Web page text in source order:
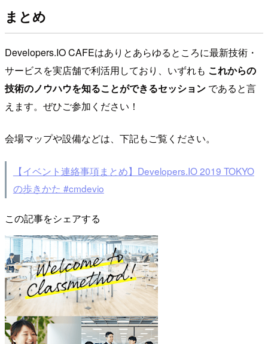
まとめ
Developers.IO CAFEはありとあらゆるところに最新技術・
サービスを実店舗で利活用しており、いずれも これからの
技術のノウハウを知ることができるセッション であると言
えます。ぜひご参加ください！
会場マップや設備などは、下記もご覧ください。
【イベント連絡事項まとめ】Developers.IO 2019 TOKYO
の歩きかた #cmdevio
この記事をシェアする